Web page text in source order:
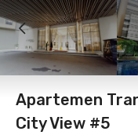
7 Agt 26 -
Foto Fasilitas
Apartemen
City View #5